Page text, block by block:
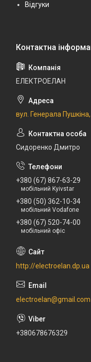
Відгуки
ЕЛЕКТРОЕЛАН
вул. Генерала
Сидоренко Дмитро
+380 (67) 867-63-29
мобільний Kyivstar
+380 (50) 362-10-34
мобільний Vodafone
+380 (67) 520-74-00
мобільний офіс
http://electroelan.dp.ua
electroelan@gmail.com
+380678676329